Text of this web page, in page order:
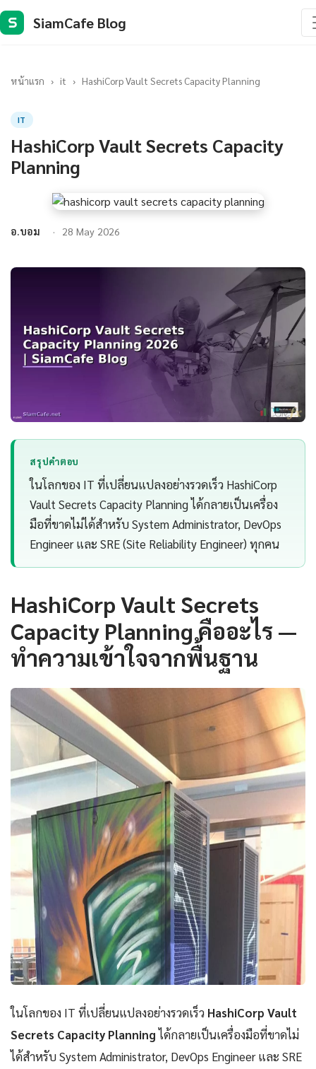
S SiamCafe Blog
หน้าแรก › it › HashiCorp Vault Secrets Capacity Planning
IT
HashiCorp Vault Secrets Capacity
Planning
อ.บอม 28 May 2026
สรุปคำตอบ
ในโลกของ IT ที่เปลี่ยนแปลงอย่างรวดเร็ว HashiCorp
Vault Secrets Capacity Planning ได้กลายเป็นเครื่อง
มือที่ขาดไม่ได้สำหรับ System Administrator, DevOps
Engineer และ SRE (Site Reliability Engineer) ทุกคน
HashiCorp Vault Secrets
Capacity Planning คืออะไร —
ทำความเข้าใจจากพื้นฐาน
ในโลกของ IT ที่เปลี่ยนแปลงอย่างรวดเร็ว HashiCorp Vault
Secrets Capacity Planningได้กลายเป็นเครื่องมือที่ขาดไม่
ได้สำหรับ System Administrator, DevOps Engineer และ SRE